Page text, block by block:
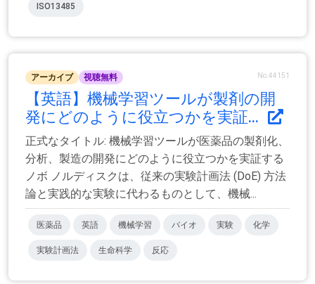
ISO13485
アーカイブ 視聴無料 No.44151
【英語】機械学習ツールが製剤の開
発にどのように役立つかを実証...
正式なタイトル: 機械学習ツールが医薬品の製剤化、
分析、製造の開発にどのように役立つかを実証する
ノボ ノルディスクは、従来の実験計画法 (DoE) 方法
論と実践的な実験に代わるものとして、機械...
医薬品 英語 機械学習 バイオ 実験 化学
実験計画法 生命科学 反応